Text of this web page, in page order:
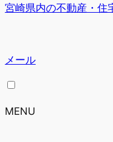
宮崎県内の不動産・住
メール
MENU